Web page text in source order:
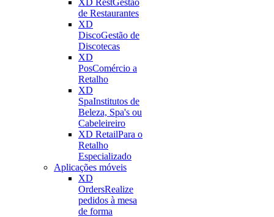
XD RestGestão
de Restaurantes
XD
DiscoGestão de
Discotecas
XD
PosComércio a
Retalho
XD
SpaInstitutos de
Beleza, Spa's ou
Cabeleireiro
XD RetailPara o
Retalho
Especializado
Aplicações móveis
XD
OrdersRealize
pedidos à mesa
de forma